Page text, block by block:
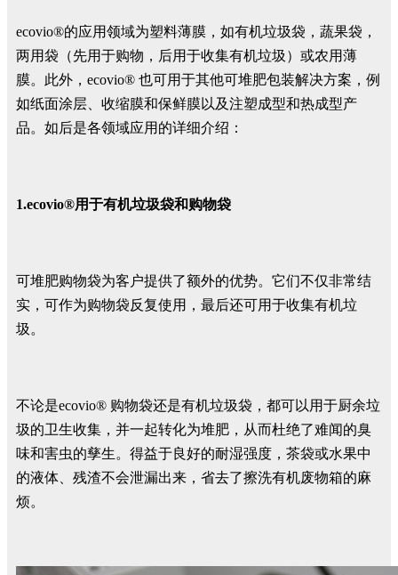
ecovio®的应用领域为塑料薄膜，如有机垃圾袋，蔬果袋，
两用袋（先用于购物，后用于收集有机垃圾）或农用薄
膜。此外，ecovio® 也可用于其他可堆肥包装解决方案，例
如纸面涂层、收缩膜和保鲜膜以及注塑成型和热成型产
品。如后是各领域应用的详细介绍：
1.ecovio®用于有机垃圾袋和购物袋
可堆肥购物袋为客户提供了额外的优势。它们不仅非常结
实，可作为购物袋反复使用，最后还可用于收集有机垃
圾。
不论是ecovio® 购物袋还是有机垃圾袋，都可以用于厨余垃
圾的卫生收集，并一起转化为堆肥，从而杜绝了难闻的臭
味和害虫的孳生。得益于良好的耐湿强度，茶袋或水果中
的液体、残渣不会泄漏出来，省去了擦洗有机废物箱的麻
烦。